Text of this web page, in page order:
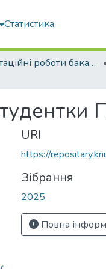
Статистика
Атестаційні роботи бакалаврів
URI
https://
Зібрання
2025
Повна